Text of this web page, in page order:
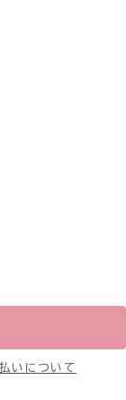
いについて